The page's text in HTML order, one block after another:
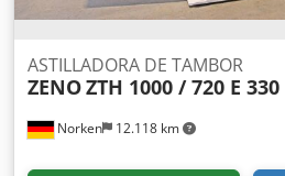
Norken 12.118 km
ASTILLADORA DE TAMBOR
ZENOZTH 1000 / 720 E 330